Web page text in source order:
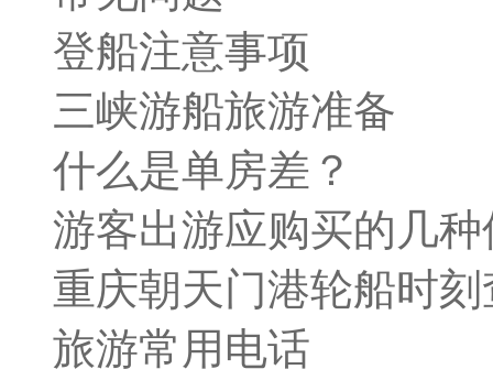
登船注意事项
三峡游船旅游准备
什么是单房差？
游客出游应购买的几种
重庆朝天门港轮船时
旅游常用电话